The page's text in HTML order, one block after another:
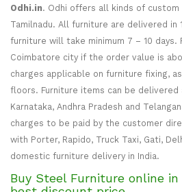
Odhi.in. Odhi offers all kinds of custom
Tamilnadu. All furniture are delivered in
furniture will take minimum 7 – 10 days.
Coimbatore city if the order value is
charges applicable on furniture fixing,
floors. Furniture items can be delivered
Karnataka, Andhra Pradesh and
charges to be paid by the customer
with Porter, Rapido, Truck Taxi, Gati,
domestic furniture delivery in India.
Buy Steel Furniture online